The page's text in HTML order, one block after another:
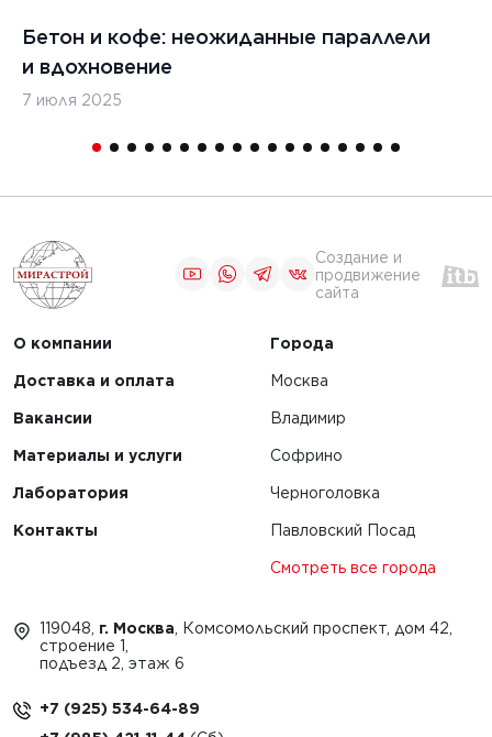
Бетон и кофе: неожиданные параллели
и вдохновение
7 июля 2025
Создание и
продвижение
сайта
О компании
Доставка и оплата
Вакансии
Материалы и услуги
Лаборатория
Контакты
Города
Москва
Владимир
Софрино
Черноголовка
Павловский Посад
Смотреть все города
119048, г. Москва , Комсомольский проспект, дом 42,
строение 1,
подъезд 2, этаж 6
+7 (925) 534-64-89